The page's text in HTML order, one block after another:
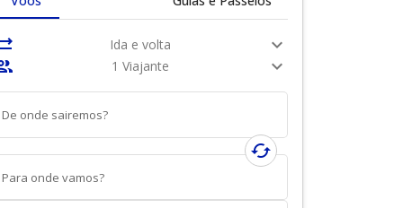
Ida e volta
expand_more
1 Viajante expand_more
De onde sairemos?
cached
Para onde vamos?